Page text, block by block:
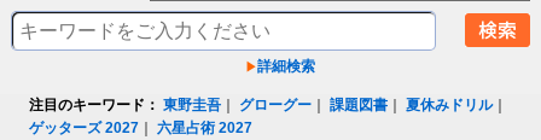
詳細検索
注目のキーワード： 東野圭吾 グローグー ｜課題図書 ｜夏休みドリル｜
ゲッターズ 2027 ｜六星占術 2027